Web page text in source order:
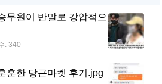
무원이 반말로 강압적으
: 340
훈한 당근마켓 후기.jpg